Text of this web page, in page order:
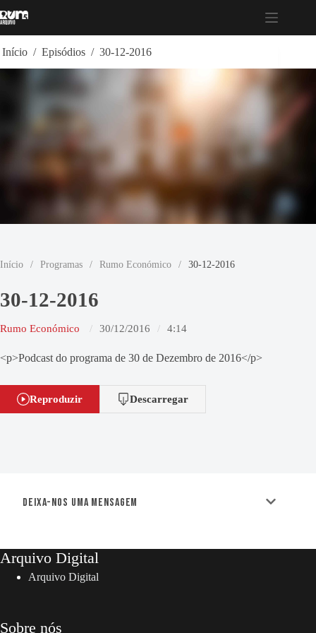
para
Início / Episódios / 30-12-2016
Início / Programas / Rumo Económico / 30-12-2016
30-12-2016
Rumo Económico 30/12/2016 4:14
<p>Podcast do programa de 30 de Dezembro de 2016</p>
Reproduzir Descarregar
Deixa-nos uma mensagem
Arquivo Digital
Arquivo Digital
Sobre nós